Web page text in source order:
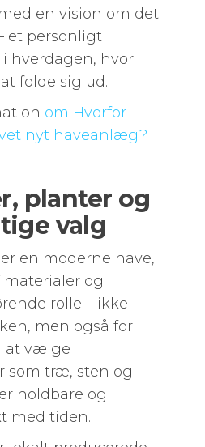
en vision om det
et personligt
hverdagen, hvor
folde sig ud.
om Hvorfor
nyt haveanlæg?
planter og
valg
en moderne have,
og
rolle – ikke
men også for
at vælge
som træ, sten og
holdbare og
med tiden.